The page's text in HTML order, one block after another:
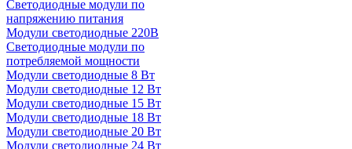
Светодиодные модули по
напряжению питания
Модули светодиодные 220В
Светодиодные модули по
потребляемой мощности
Модули светодиодные 8 Вт
Модули светодиодные 12 Вт
Модули светодиодные 15 Вт
Модули светодиодные 18 Вт
Модули светодиодные 20 Вт
Модули светодиодные 24 Вт